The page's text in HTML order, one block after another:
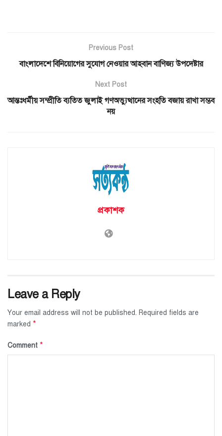
Previous Post
বাংলাদেশে বিনিয়োগের সুযোগ নেওয়ার আহবান বাণিজ্য উপদেষ্টার
Next Post
আন্তঃধর্মীয় সম্প্রীতি ব্যতিত জুলাই গণঅভ্যুত্থানের সংহতি বজায় রাখা সম্ভব
নয়
প্রকাশক
Leave a Reply
Your email address will not be published. Required fields are
marked *
Comment *